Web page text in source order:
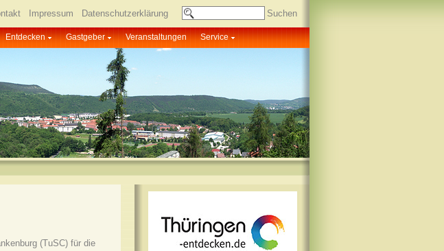
Impressum Datenschutzerklärung
Entdecken Gastgeber Veranstaltungen Service
(TuSC) für die